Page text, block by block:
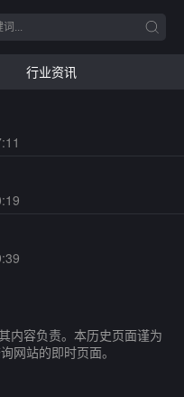
行业资讯
内容负责。本历史页面谨为
网站的即时页面。